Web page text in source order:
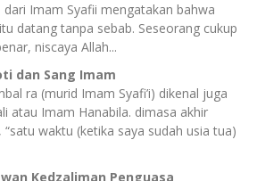
Imam Syafii mengatakan bahwa
datang tanpa sebab. Seseorang cukup
niscaya Allah...
dan Sang Imam
ra (murid Imam Syafi’i) dikenal juga
atau Imam Hanabila. dimasa akhir
waktu (ketika saya sudah usia tua)
Kedzaliman Penguasa